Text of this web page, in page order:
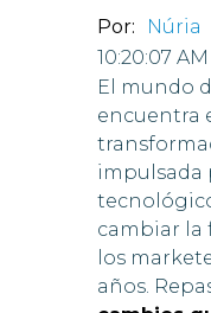
Por: Núria
10:20:07 AM
El mundo
encuentra
impulsada
cambiar la
los
años.